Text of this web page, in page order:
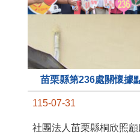
苗栗縣第236處關懷據
115-07-31
社團法人苗栗縣桐欣照